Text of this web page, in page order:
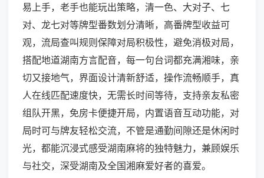
易上手，老手也能玩出策略，清一色、大对子、七
对、龙七对等牌型番数划分清晰，高番牌型收益可
观，流局查叫规则保障对局积极性，避免消极对局，
搭配地道湖南方言配音，每一句台词都充满湘味，亲
切又接地气，界面设计清新舒适，操作流畅顺手，真
人在线匹配速度快，无需长时间等待，支持亲友私密
组队开黑，免房卡便捷开局，内置语音互动功能，对
局时可与牌友轻松交流，不管是通勤间隙还是休闲时
光，都能沉浸式感受湖南麻将的独特魅力，兼顾娱乐
与社交，深受湖南及全国湘麻爱好者的喜爱。